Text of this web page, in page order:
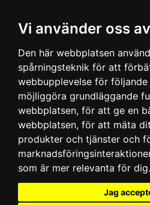
Vi använder oss
Den här webbplatsen
spårningsteknik för att
webbupplevelse för följande
möjliggöra grundläggande
webbplatsen, för att ge en
webbplatsen, för att mäta
produkter och tjänster och
som är mer relevanta för dig.
Jag